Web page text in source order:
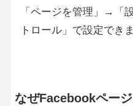
「ページを管理」→「
トロール」で設定できま
なぜFacebookペー